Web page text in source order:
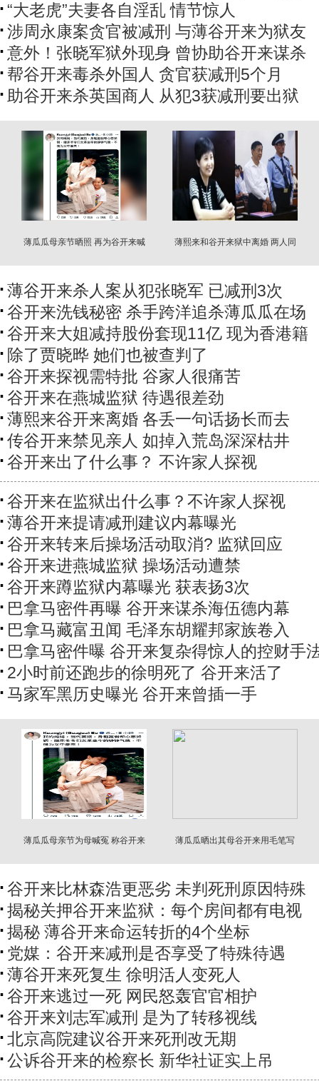
“大老虎”夫妻各自淫乱 情节惊人
涉周永康案贪官被减刑 与薄谷开来为狱友
意外！张晓军狱外现身 曾协助谷开来谋杀
帮谷开来毒杀外国人 贪官获减刑5个月
助谷开来杀英国商人 从犯3获减刑要出狱
薄瓜瓜母亲节晒照 再为谷开来喊
薄熙来和谷开来狱中离婚 两人同
薄谷开来杀人案从犯张晓军 已减刑3次
谷开来洗钱秘密 杀手跨洋追杀薄瓜瓜在场
谷开来大姐减持股份套现11亿 现为香港籍
除了贾晓晔 她们也被查判了
谷开来探视需特批 谷家人很痛苦
谷开来在燕城监狱 待遇很差劲
薄熙来谷开来离婚 各丢一句话扬长而去
传谷开来禁见亲人 如掉入荒岛深深枯井
谷开来出了什么事？ 不许家人探视
谷开来在监狱出什么事？不许家人探视
薄谷开来提请减刑建议内幕曝光
谷开来转来后操场活动取消? 监狱回应
谷开来进燕城监狱 操场活动遭禁
谷开来蹲监狱内幕曝光 获表扬3次
巴拿马密件再曝 谷开来谋杀海伍德内幕
巴拿马藏富丑闻 毛泽东胡耀邦家族卷入
巴拿马密件曝 谷开来复杂得惊人的控财手
2小时前还跑步的徐明死了 谷开来活了
马家军黑历史曝光 谷开来曾插一手
薄瓜瓜母亲节为母喊冤 称谷开来
薄瓜瓜晒出其母谷开来用毛笔写
谷开来比林森浩更恶劣 未判死刑原因特殊
揭秘关押谷开来监狱：每个房间都有电视
揭秘 薄谷开来命运转折的4个坐标
党媒：谷开来减刑是否享受了特殊待遇
薄谷开来死复生 徐明活人变死人
谷开来逃过一死 网民怒轰官官相护
谷开来刘志军减刑 是为了转移视线
北京高院建议谷开来死刑改无期
公诉谷开来的检察长 新华社证实上吊